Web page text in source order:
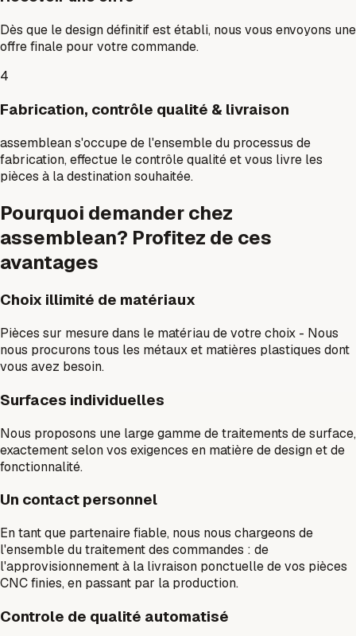
Dès que le design définitif est établi, nous vous envoyons une
offre finale pour votre commande.
4
Fabrication, contrôle qualité & livraison
assemblean s'occupe de l'ensemble du processus de
fabrication, effectue le contrôle qualité et vous livre les
pièces à la destination souhaitée.
Pourquoi demander chez
assemblean? Profitez de ces
avantages
Choix illimité de matériaux
Pièces sur mesure dans le matériau de votre choix - Nous
nous procurons tous les métaux et matières plastiques dont
vous avez besoin.
Surfaces individuelles
Nous proposons une large gamme de traitements de surface,
exactement selon vos exigences en matière de design et de
fonctionnalité.
Un contact personnel
En tant que partenaire fiable, nous nous chargeons de
l'ensemble du traitement des commandes : de
l'approvisionnement à la livraison ponctuelle de vos pièces
CNC finies, en passant par la production.
Controle de qualité automatisé